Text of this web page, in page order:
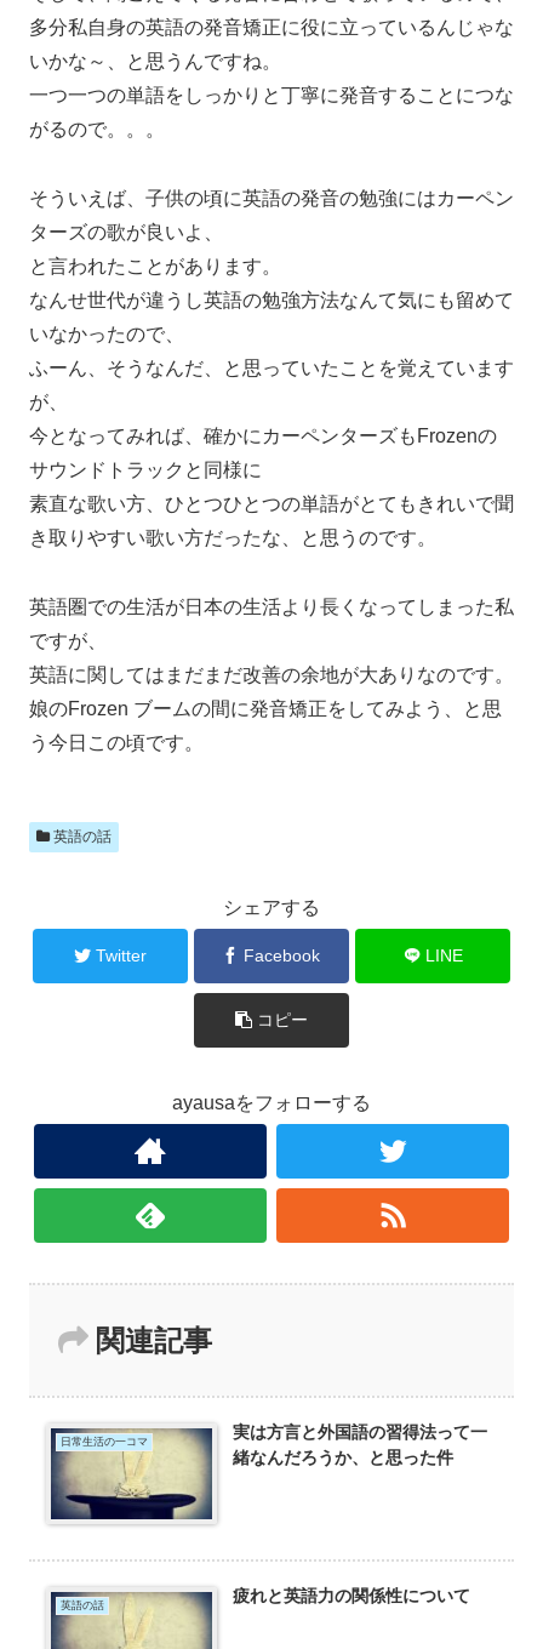
多分私自身の英語の発音矯正に役に立っているんじゃな
いかな～、と思うんですね。
一つ一つの単語をしっかりと丁寧に発音することにつな
がるので。。。
そういえば、子供の頃に英語の発音の勉強にはカーペン
ターズの歌が良いよ、
と言われたことがあります。
なんせ世代が違うし英語の勉強方法なんて気にも留めて
いなかったので、
ふーん、そうなんだ、と思っていたことを覚えています
が、
今となってみれば、確かにカーペンターズもFrozenの
サウンドトラックと同様に
素直な歌い方、ひとつひとつの単語がとてもきれいで聞
き取りやすい歌い方だったな、と思うのです。
英語圏での生活が日本の生活より長くなってしまった私
ですが、
英語に関してはまだまだ改善の余地が大ありなのです。
娘のFrozen ブームの間に発音矯正をしてみよう、と思
う今日この頃です。
英語の話
シェアする
Twitter Facebook LINE
コピー
ayausaをフォローする
関連記事
日常生活の一コマ
実は方言と外国語の習得法って一
緒なんだろうか、と思った件
英語の話 疲れと英語力の関係性について